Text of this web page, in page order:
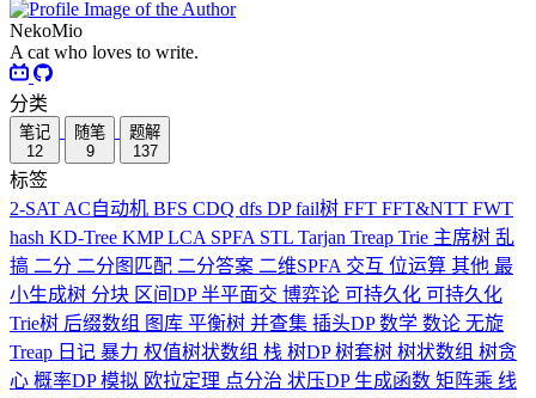
NekoMio
A cat who loves to write.
分类
笔记
12
随笔
9
题解
137
标签
2-SAT AC自动机 BFS CDQ dfs DPfail树 FFT FFT&NTT FWT
hash KD-Tree KMPLCA SPFA STL Tarjan Treap Trie 主席树 乱
搞 二分 二分图匹配 二分答案 二维SPFA 交互 位运算 其他 最
小生成树 分块 区间DP半平面交 博弈论 可持久化 可持久化
Trie树 后缀数组 图库 平衡树 并查集 插头DP数学 数论 无旋
Treap 日记 暴力 权值树状数组 栈 树DP树套树 树状数组 树贪
心 概率DP模拟 欧拉定理 点分治 状压DP 生成函数 矩阵乘 线